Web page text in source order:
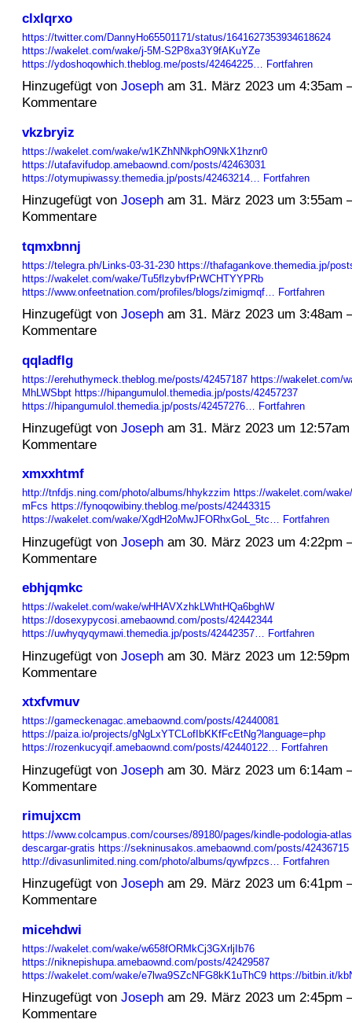
clxlqrxo
https://twitter.com/DannyHo65501171/status/1641627353934618624
https://wakelet.com/wake/j-5M-S2P8xa3Y9fAKuYZe
https://ydoshoqowhich.theblog.me/posts/42464225…
Fortfahren
Hinzugefügt von Josepham 31. März 2023 um 4:35am
Kommentare
vkzbryiz
https://wakelet.com/wake/w1KZhNNkphO9NkX1hznr0
https://utafavifudop.amebaownd.com/posts/42463031
https://otymupiwassy.themedia.jp/posts/42463214…
Fortfahren
Hinzugefügt von Josepham 31. März 2023 um 3:55am
Kommentare
tqmxbnnj
https://telegra.ph/Links-03-31-230 https://thafagankove.themedia.jp/
https://wakelet.com/wake/Tu5flzybvfPrWCHTYYPRb
https://www.onfeetnation.com/profiles/blogs/zimigmqf…
Fortfahren
Hinzugefügt von Josepham 31. März 2023 um 3:48am
Kommentare
qqladflg
https://erehuthymeck.theblog.me/posts/42457187 https://wakelet.com/
MhLWSbpt https://hipangumulol.themedia.jp/posts/42457237
https://hipangumulol.themedia.jp/posts/42457276…
Fortfahren
Hinzugefügt von Josepham 31. März 2023 um
Kommentare
xmxxhtmf
http://tnfdjs.ning.com/photo/albums/hhykzzim https://wakelet.com/
mFcs https://fynoqowibiny.theblog.me/posts/42443315
https://wakelet.com/wake/XgdH2oMwJFORhxGoL_5tc… Fortfahren
Hinzugefügt von Josepham 30. März 2023 um 4:22pm
Kommentare
ebhjqmkc
https://wakelet.com/wake/wHHAVXzhkLWhtHQa6bghW
https://dosexypycosi.amebaownd.com/posts/42442344
https://uwhyqyqymawi.themedia.jp/posts/42442357… Fortfahren
Hinzugefügt von Josepham 30. März 2023 um
Kommentare
xtxfvmuv
https://gameckenagac.amebaownd.com/posts/42440081
https://paiza.io/projects/gNgLxYTCLofIbKKfFcEtNg?language=php
https://rozenkucyqif.amebaownd.com/posts/42440122… Fortfahren
Hinzugefügt von Josepham 30. März 2023 um 6:14am
Kommentare
rimujxcm
https://www.colcampus.com/courses/89180/pages/kindle-podologia-
descargar-gratis https://sekninusakos.amebaownd.com/posts/42436715
http://divasunlimited.ning.com/photo/albums/qywfpzcs… Fortfahren
Hinzugefügt von Josepham 29. März 2023 um 6:41pm
Kommentare
micehdwi
https://wakelet.com/wake/w658fORMkCj3GXrljIb76
https://niknepishupa.amebaownd.com/posts/42429587
https://wakelet.com/wake/e7lwa9SZcNFG8kK1uThC9 https://bitbin.it/
Hinzugefügt von Josepham 29. März 2023 um 2:45pm
Kommentare